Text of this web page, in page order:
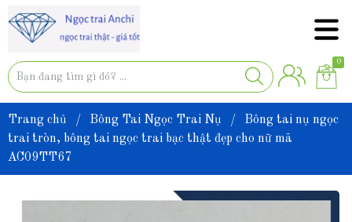
0
Trang chủ / Bông Tai Ngọc Trai Nụ /
Bông tai nụ ngọc
trai tròn, bông tai ngọc trai bạc thật đẹp cho nữ mã
AC09TT67